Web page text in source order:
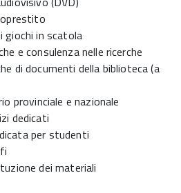
giochi in scatola
e consulenza nelle ricerche
di documenti della biblioteca (a
provinciale e nazionale
dedicati
per studenti
dei materiali